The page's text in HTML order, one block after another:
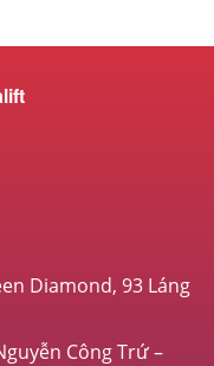
Diamond, 93 Láng
Công Trứ –